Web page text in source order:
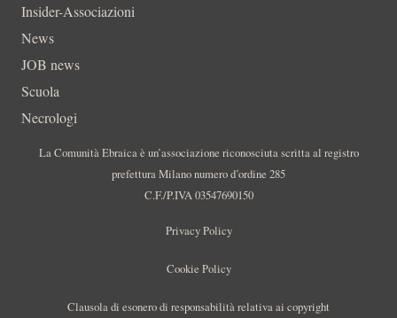
Insider-Associazioni
News
JOB news
Scuola
Necrologi
La Comunità Ebraica è un’associazione riconosciuta scritta al registro
prefettura Milano numero d’ordine 285
C.F./P.IVA 03547690150
Privacy Policy
Cookie Policy
Clausola di esonero di responsabilità relativa ai copyright